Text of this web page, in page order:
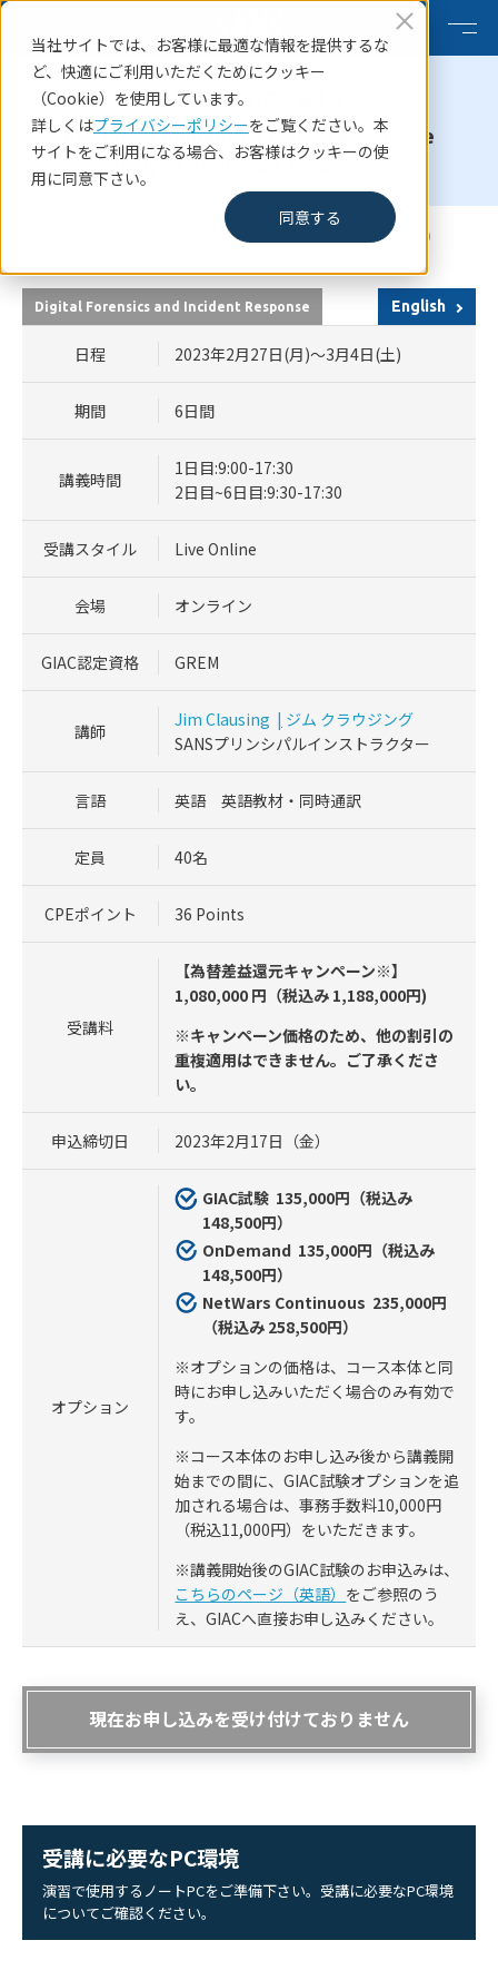
当社サイトでは、お客様に最適な情報を提供するな
ど、快適にご利用いただくためにクッキー
（Cookie）を使用しています。
詳しくはプライバシーポリシーをご覧ください。本
サイトをご利用になる場合、お客様はクッキーの使
用に同意下さい。
同意する
FORENSICS 610
Reverse-Engineering Malware:Malware
Analysis Tools and Techniques
SANS Secure Japan 2023 FORENSICS 610
Digital Forensics and Incident Response English
日程 2023年2月27日(月)～3月4日(土)
期間 6日間
講義時間
1日目:9:00-17:30
2日目~6日目:9:30-17:30
受講スタイル Live Online
会場 オンライン
GIAC認定資格 GREM
講師
Jim Clausing | ジム クラウジング
SANSプリンシパルインストラクター
言語 英語 英語教材・同時通訳
定員 40名
CPEポイント 36 Points
受講料
【為替差益還元キャンペーン※】
1,080,000 円（税込み 1,188,000円)
※キャンペーン価格のため、他の割引の
重複適用はできません。ご了承くださ
い。
申込締切日 2023年2月17日（金）
オプション
GIAC試験 135,000円（税込み
148,500円）
OnDemand 135,000円（税込み
148,500円）
NetWars Continuous 235,000円
（税込み 258,500円）
※オプションの価格は、コース本体と同
時にお申し込みいただく場合のみ有効で
す。
※コース本体のお申し込み後から講義開
始までの間に、GIAC試験オプションを追
加される場合は、事務手数料10,000円
（税込11,000円）をいただきます。
※講義開始後のGIAC試験のお申込みは、
こちらのページ（英語） をご参照のう
え、GIACへ直接お申し込みください。
現在お申し込みを受け付けておりません
受講に必要なPC環境
演習で使用するノートPCをご準備下さい。受講に必要なPC環境
についてご確認ください。